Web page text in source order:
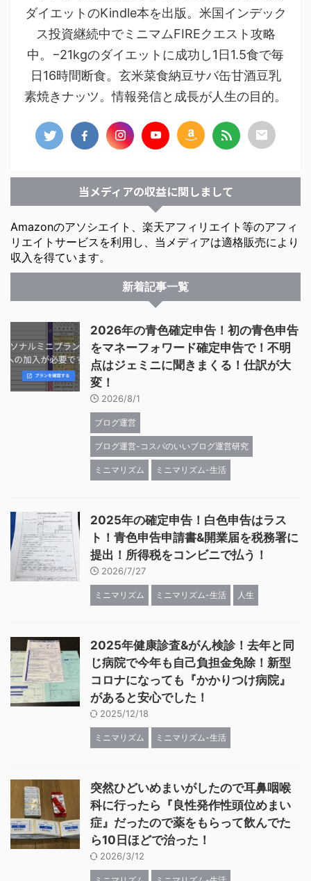
ダイエットのKindle本を出版。米国インデック
ス投資継続中でミニマムFIREクエスト攻略
中。−21kgのダイエットに成功し1日1.5食で毎
日16時間断食。玄米菜食納豆サバ缶甘酒豆乳
素焼きナッツ。情報発信と成長が人生の目的。
当メディアの収益に関しまして
Amazonのアソシエイト、楽天アフィリエイト等のアフィ
リエイトサービスを利用し、当メディアは適格販売により
収入を得ています。
新着記事一覧
2026年の青色確定申告！初の青色申告
をマネーフォワード確定申告で！不明
点はジェミニに聞きまくる！仕訳が大
変！
2026/8/1
ブログ運営
ブログ運営-コスパのいいブログ運営研究
ミニマリズム ミニマリズム-生活
2025年の確定申告！白色申告はラス
ト！青色申告申請書&開業届を税務署に
提出！所得税をコンビニで払う！
2026/7/27
ミニマリズム ミニマリズム-生活 人生
2025年健康診査&がん検診！去年と同
じ病院で今年も自己負担金免除！新型
コロナになっても『かかりつけ病院』
があると安心でした！
2025/12/18
ミニマリズム ミニマリズム-生活
突然ひどいめまいがしたので耳鼻咽喉
科に行ったら『良性発作性頭位めまい
症』だったので薬をもらって飲んでた
ら10日ほどで治った！
2026/3/12